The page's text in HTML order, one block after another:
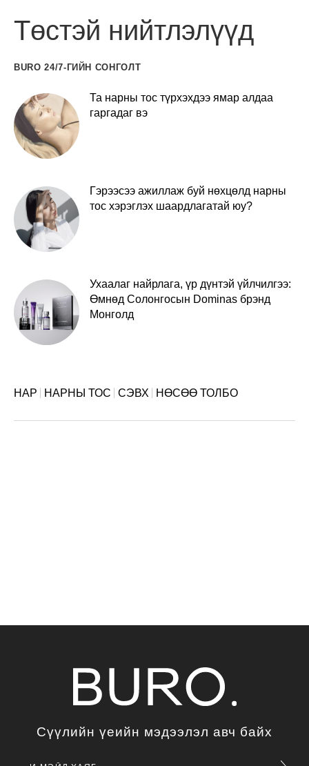
Төстэй нийтлэлүүд
BURO 24/7-ГИЙН СОНГОЛТ
Та нарны тос түрхэхдээ ямар алдаа
гаргадаг вэ
Гэрээсээ ажиллаж буй нөхцөлд нарны
тос хэрэглэх шаардлагатай юу?
Ухаалаг найрлага, үр дүнтэй үйлчилгээ:
Өмнөд Солонгосын Dominas брэнд
Монголд
НАР НАРНЫ ТОС СЭВХ НӨСӨӨ ТОЛБО
Сүүлийн үеийн мэдээлэл авч байх